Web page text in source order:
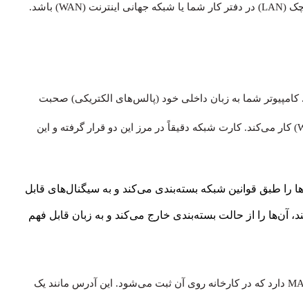
اکنون باید اضافه کنیم که این اتصال می‌تواند یک شبکه محلی کوچک (LAN) در دفتر کار شما یا شبکه جهانی اینترنت (WAN) باشد.
شما به زبان داخلی خود (پالس‌های الکتریکی) صحبت
می‌کند، اما شبکه (اینترنت) با زبان پروتکل‌ها (مانند اترنت یا Wi-Fi) کار می‌کند. کارت شبکه دقیقاً در مرز این دو قرار گرفته و این
را طبق قوانین شبکه بسته‌بندی می‌کند و به سیگنال‌های قابل
آن‌ها را از حالت بسته‌بندی خارج می‌کند و به زبان قابل فهم
هر کارت شبکه یک شناسه منحصر‌به‌فرد و دائمی به نام آدرس MAC دارد که در کارخانه روی آن ثبت می‌شود. این آدرس مانند یک